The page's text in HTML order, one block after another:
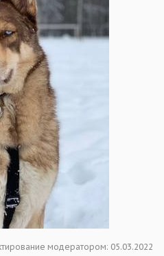
модератором: 05.03.2022